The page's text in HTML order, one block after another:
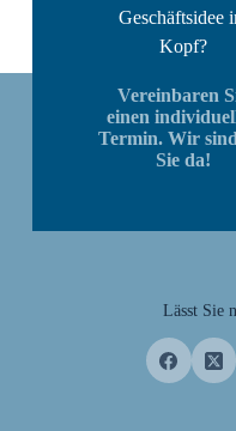
Geschäftsidee
Kopf?
Vereinbaren
einen
Termin. Wir
Sie da!
Lässt Sie